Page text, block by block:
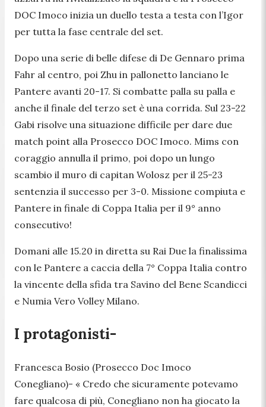
DOC Imoco inizia un duello testa a testa con l’Igor
per tutta la fase centrale del set.
Dopo una serie di belle difese di De Gennaro prima
Fahr al centro, poi Zhu in pallonetto lanciano le
Pantere avanti 20-17. Si combatte palla su palla e
anche il finale del terzo set è una corrida. Sul 23-22
Gabi risolve una situazione difficile per dare due
match point alla Prosecco DOC Imoco. Mims con
coraggio annulla il primo, poi dopo un lungo
scambio il muro di capitan Wolosz per il 25-23
sentenzia il successo per 3-0. Missione compiuta e
Pantere in finale di Coppa Italia per il 9° anno
consecutivo!
Domani alle 15.20 in diretta su Rai Due la finalissima
con le Pantere a caccia della 7° Coppa Italia contro
la vincente della sfida tra Savino del Bene Scandicci
e Numia Vero Volley Milano.
I protagonisti-
Francesca Bosio (Prosecco Doc Imoco
Conegliano)- « Credo che sicuramente potevamo
fare qualcosa di più, Conegliano non ha giocato la